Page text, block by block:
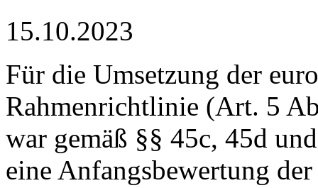
15.10.2023
Für die Umsetzung der
Rahmenrichtlinie (Art. 5
war gemäß §§ 45c, 45d
eine Anfangsbewertung